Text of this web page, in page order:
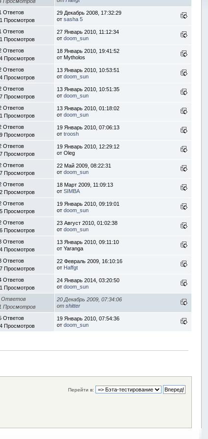
Ответов
Просмотров
29 Декабрь 2008, 17:32:29
отsasha 5
Ответов
Просмотров
27 Январь 2010, 11:12:34
отdoom_sun
Ответов
Просмотров
18 Январь 2010, 19:41:52
от Mytholos
Ответов
Просмотров
13 Январь 2010, 10:53:51
отdoom_sun
Ответов
Просмотров
13 Январь 2010, 10:51:35
отdoom_sun
Ответов
Просмотров
13 Январь 2010, 01:18:02
отdoom_sun
Ответов
Просмотров
19 Январь 2010, 07:06:13
отtroosh
Ответов
Просмотров
19 Январь 2010, 12:29:12
от Oleg
Ответов
Просмотров
22 Май 2009, 08:22:31
отdoom_sun
Ответов
Просмотров
18 Март 2009, 11:09:13
отSIMBA
Ответов
Просмотров
19 Январь 2010, 09:19:01
отdoom_sun
Ответов
Просмотров
23 Август 2010, 01:02:38
отdoom_sun
Ответов
Просмотров
13 Январь 2010, 09:11:10
от Yaranga
Ответов
Просмотров
22 Февраль 2009, 16:10:16
от Haffgt
Ответов
Просмотров
24 Январь 2014, 03:20:50
отdoom_sun
Ответов
Просмотров
20 Декабрь 2009, 07:34:06
отshitter
Ответов
Просмотров
19 Январь 2010, 07:54:36
отdoom_sun
Перейти в: